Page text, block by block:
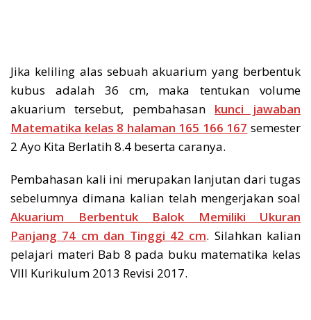
Jika keliling alas sebuah akuarium yang berbentuk
kubus adalah 36 cm, maka tentukan volume
akuarium tersebut, pembahasan kunci jawaban
Matematika kelas 8 halaman 165 166 167 semester
2 Ayo Kita Berlatih 8.4 beserta caranya.
Pembahasan kali ini merupakan lanjutan dari tugas
sebelumnya dimana kalian telah mengerjakan soal
Akuarium Berbentuk Balok Memiliki Ukuran
Panjang 74 cm dan Tinggi 42 cm. Silahkan kalian
pelajari materi Bab 8 pada buku matematika kelas
VIII Kurikulum 2013 Revisi 2017.